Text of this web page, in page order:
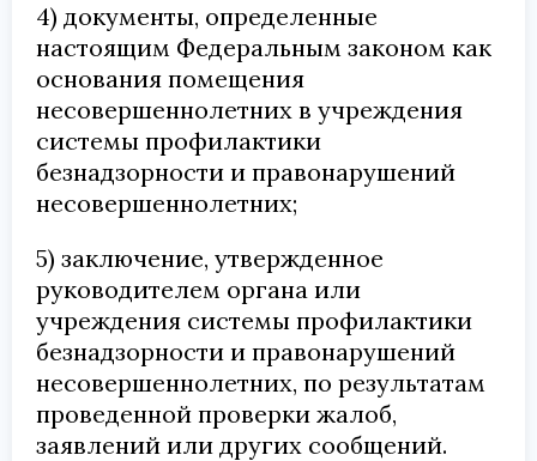
4) документы, определенные
настоящим Федеральным законом как
основания помещения
несовершеннолетних в учреждения
системы профилактики
безнадзорности и правонарушений
несовершеннолетних;
5) заключение, утвержденное
руководителем органа или
учреждения системы профилактики
безнадзорности и правонарушений
несовершеннолетних, по результатам
проведенной проверки жалоб,
заявлений или других сообщений.